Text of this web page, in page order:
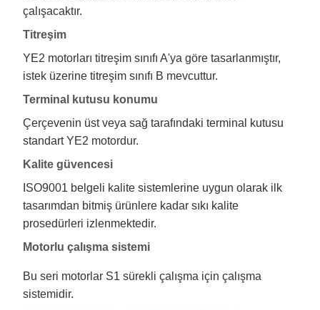
çalışacaktır.
Titreşim
YE2 motorları titreşim sınıfı A'ya göre tasarlanmıştır,
istek üzerine titreşim sınıfı B mevcuttur.
Terminal kutusu konumu
Çerçevenin üst veya sağ tarafındaki terminal kutusu
standart YE2 motordur.
Kalite güvencesi
ISO9001 belgeli kalite sistemlerine uygun olarak ilk
tasarımdan bitmiş ürünlere kadar sıkı kalite
prosedürleri izlenmektedir.
Motorlu çalışma sistemi
Bu seri motorlar S1 sürekli çalışma için çalışma
sistemidir.